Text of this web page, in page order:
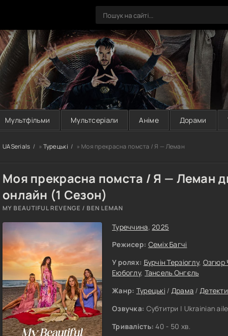
Мультфільми Мультсеріали Аніме Дорами
UASerials » Турецькі » Моя прекрасна помста / Я — Леман
Моя прекрасна помста / Я — Леман
онлайн (1 Сезон)
MY BEAUTIFUL REVENGE / BEN LEMAN
Туреччина,2025
Режисер: Семіх Багчі
У ролях: Бурчін Терзіоглу, Озгюр
Еюбоглу, Тансель Онгєль
Жанр: Турецькі/ Драма /
Озвучка: Субтитри | Ukrainian
Тривалість: 40 - 50 хв.